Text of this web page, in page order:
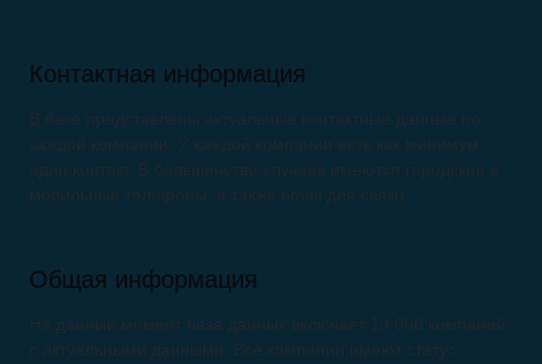
Контактная информация
В базе представлены актуальные контактные данные по
каждой компании. У каждой компании есть как минимум
один контакт. В большинстве случаев имеются городские и
мобильные телефоны, а также email для связи.
Общая информация
На данный момент база данных включает 19 066 компаний
с актуальными данными. Все компании имеют статус